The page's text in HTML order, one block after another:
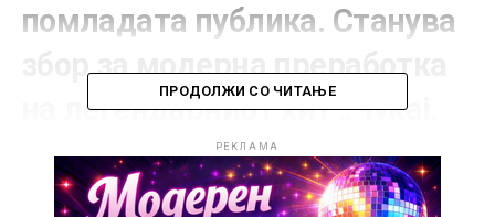
помладата публика. Станува
збор за модерна преработка
на легендарниот хит „Чукај,
чукај“, кој го отпеа заедно со
Благица Павловска.
ПРОДОЛЖИ СО ЧИТАЊЕ
РЕКЛАМА